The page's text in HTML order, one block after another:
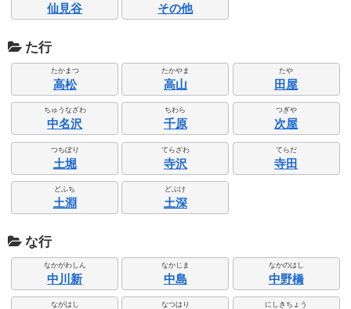
仙見谷 その他
た行
たかまつ
高松
たかやま
高山
たや
田屋
ちゅうなざわ
中名沢
ちわら
千原
つぎや
次屋
つちぼり
土堀
てらざわ
寺沢
てらだ
寺田
どふち
土淵
どぶけ
土深
な行
なかがわしん
中川新
なかじま
中島
なかのはし
中野橋
ながはし なつはり にしきちょう